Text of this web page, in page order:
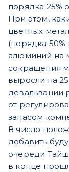
порядка 25%
При этом,
цветных
(порядка
алюминий на
сокращения
выросли на
девальвации
от
запасом
В число
добавить
очереди
в конце